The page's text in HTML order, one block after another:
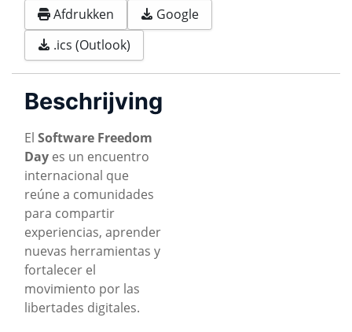
Afdrukken
Google
.ics (Outlook)
Beschrijving
El Software Freedom
Day es un encuentro
internacional que
reúne a comunidades
para compartir
experiencias, aprender
nuevas herramientas y
fortalecer el
movimiento por las
libertades digitales.